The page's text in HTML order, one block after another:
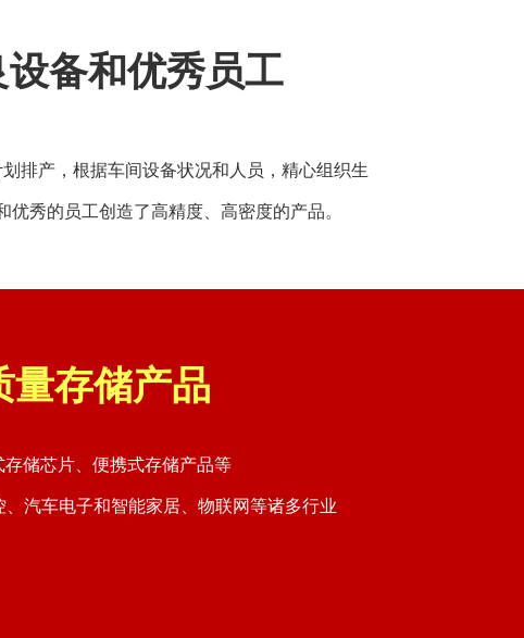
设备和优秀员工
排产，根据车间设备状况和人员，精心组织生
优秀的员工创造了高精度、高密度的产品。
量存储产品
储芯片、便携式存储产品等
汽车电子和智能家居、物联网等诸多行业